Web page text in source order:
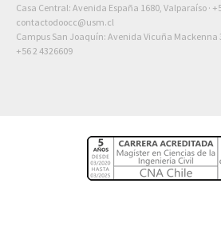
Casa Central: Avenida España 1680, Valparaíso ·
contactodoocc@usm.cl
Campus San Joaquín: Avenida Vicuña Mackenna
+56 2 4326609